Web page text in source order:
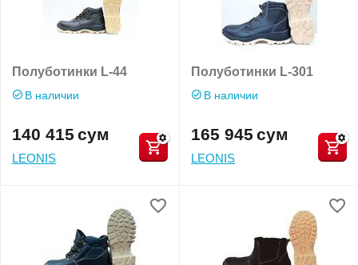
Полуботинки L-44
В наличии
140 415 сум
LEONIS
Полуботинки L-301
В наличии
165 945 сум
LEONIS